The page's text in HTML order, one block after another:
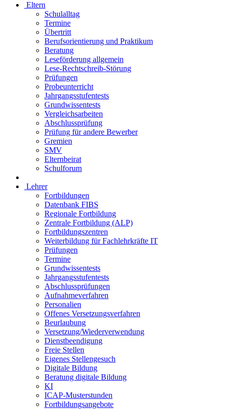
Eltern
Schulalltag
Termine
Übertritt
Berufsorientierung und Praktikum
Beratung
Leseförderung allgemein
Lese-Rechtschreib-Störung
Prüfungen
Probeunterricht
Jahrgangsstufentests
Grundwissentests
Vergleichsarbeiten
Abschlussprüfung
Prüfung für andere Bewerber
Gremien
SMV
Elternbeirat
Schulforum
Lehrer
Fortbildungen
Datenbank FIBS
Regionale Fortbildung
Zentrale Fortbildung (ALP)
Fortbildungszentren
Weiterbildung für Fachlehrkräfte IT
Prüfungen
Termine
Grundwissentests
Jahrgangsstufentests
Abschlussprüfungen
Aufnahmeverfahren
Personalien
Offenes Versetzungsverfahren
Beurlaubung
Versetzung/Wiederverwendung
Dienstbeendigung
Freie Stellen
Eigenes Stellengesuch
Digitale Bildung
Beratung digitale Bildung
KI
ICAP-Musterstunden
Fortbildungsangebote